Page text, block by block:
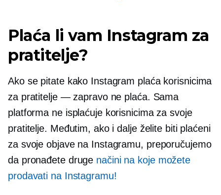
Plaća li vam Instagram za
pratitelje?
Ako se pitate kako Instagram plaća korisnicima
za pratitelje — zapravo ne plaća. Sama
platforma ne isplaćuje korisnicima za svoje
pratitelje. Međutim, ako i dalje želite biti plaćeni
za svoje objave na Instagramu, preporučujemo
da pronađete druge načini na koje možete
prodavati na Instagramu!